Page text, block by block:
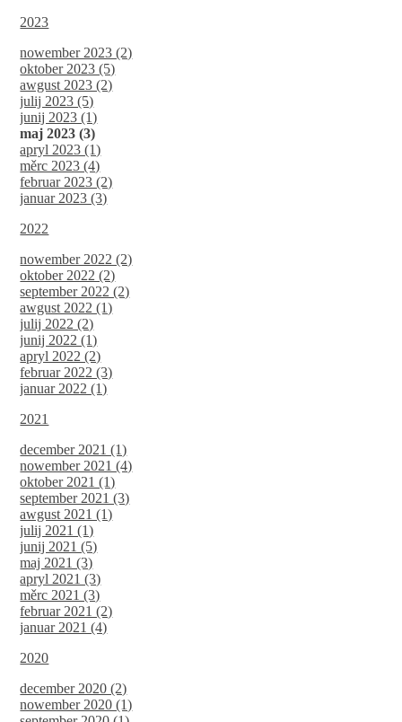
2023
nowember 2023 (2)
oktober 2023 (5)
awgust 2023 (2)
julij 2023 (5)
junij 2023 (1)
maj 2023 (3)
apryl 2023 (1)
měrc 2023 (4)
februar 2023 (2)
januar 2023 (3)
2022
nowember 2022 (2)
oktober 2022 (2)
september 2022 (2)
awgust 2022 (1)
julij 2022 (2)
junij 2022 (1)
apryl 2022 (2)
februar 2022 (3)
januar 2022 (1)
2021
december 2021 (1)
nowember 2021 (4)
oktober 2021 (1)
september 2021 (3)
awgust 2021 (1)
julij 2021 (1)
junij 2021 (5)
maj 2021 (3)
apryl 2021 (3)
měrc 2021 (3)
februar 2021 (2)
januar 2021 (4)
2020
december 2020 (2)
nowember 2020 (1)